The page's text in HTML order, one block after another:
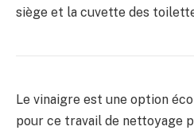
siège et la cuvette des
Le vinaigre est une option
pour ce travail de nettoyage